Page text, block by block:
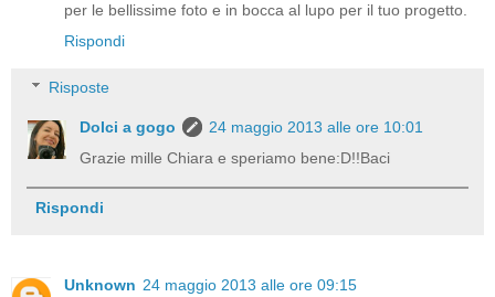
per le bellissime foto e in bocca al lupo per il tuo progetto.
Rispondi
Risposte
Dolci a gogo
24 maggio 2013 alle ore 10:01
Grazie mille Chiara e speriamo bene:D!!Baci
Rispondi
Unknown 24 maggio 2013 alle ore 09:15